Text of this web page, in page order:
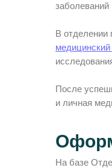
заболеваний
В отделении
После
и личная
На базе